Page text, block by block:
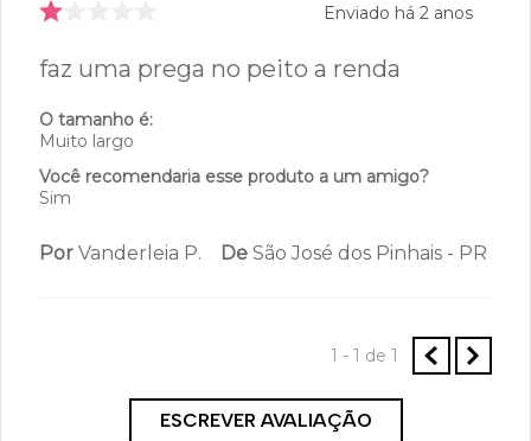
Enviado há 2 anos
faz uma prega no peito a renda
O tamanho é:
Muito largo
Você recomendaria esse produto a um amigo?
Sim
Por Vanderleia P. De São José dos Pinhais - PR
1 - 1 de 1
ESCREVER AVALIAÇÃO